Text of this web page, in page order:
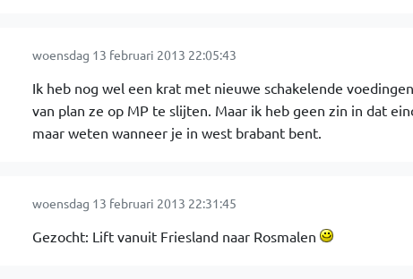
woensdag 13 februari 2013 22:05:43
Ik heb nog wel een krat met nieuwe schakelende
van plan ze op MP te slijten. Maar ik heb geen zin in dat
maar weten wanneer je in west brabant bent.
woensdag 13 februari 2013 22:31:45
Gezocht: Lift vanuit Friesland naar Rosmalen